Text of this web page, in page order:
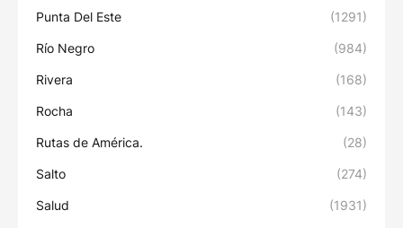
Punta Del Este (1291)
Río Negro (984)
Rivera (168)
Rocha (143)
Rutas de América. (28)
Salto (274)
Salud (1931)